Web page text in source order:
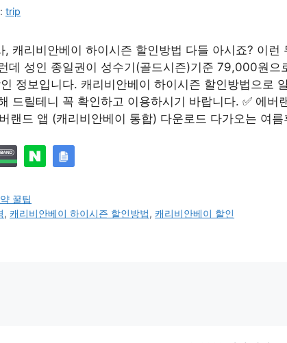
trip
, 캐리비안베이 하이시즌 할인방법 다들 아시죠? 이런
데 성인 종일권이 성수기(골드시즌)기준 79,000원으
정보입니다. 캐리비안베이 하이시즌 할인방법으로
드릴테니 꼭 확인하고 이용하시기 바랍니다. ✅ 에버
랜드 앱 (캐리비안베이 통합) 다운로드 다가오는 여
꿀팁
,캐리비안베이 하이시즌 할인방법,캐리비안베이 할인